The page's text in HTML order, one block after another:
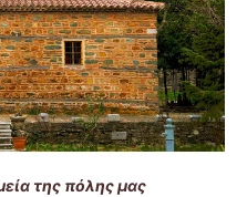
της πόλης μας